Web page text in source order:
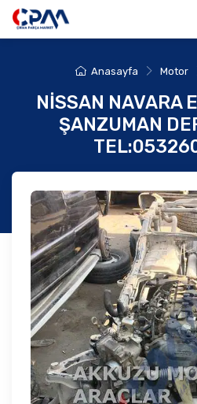
Anasayfa Motor
NİSSAN NAVARA
ŞANZUMAN